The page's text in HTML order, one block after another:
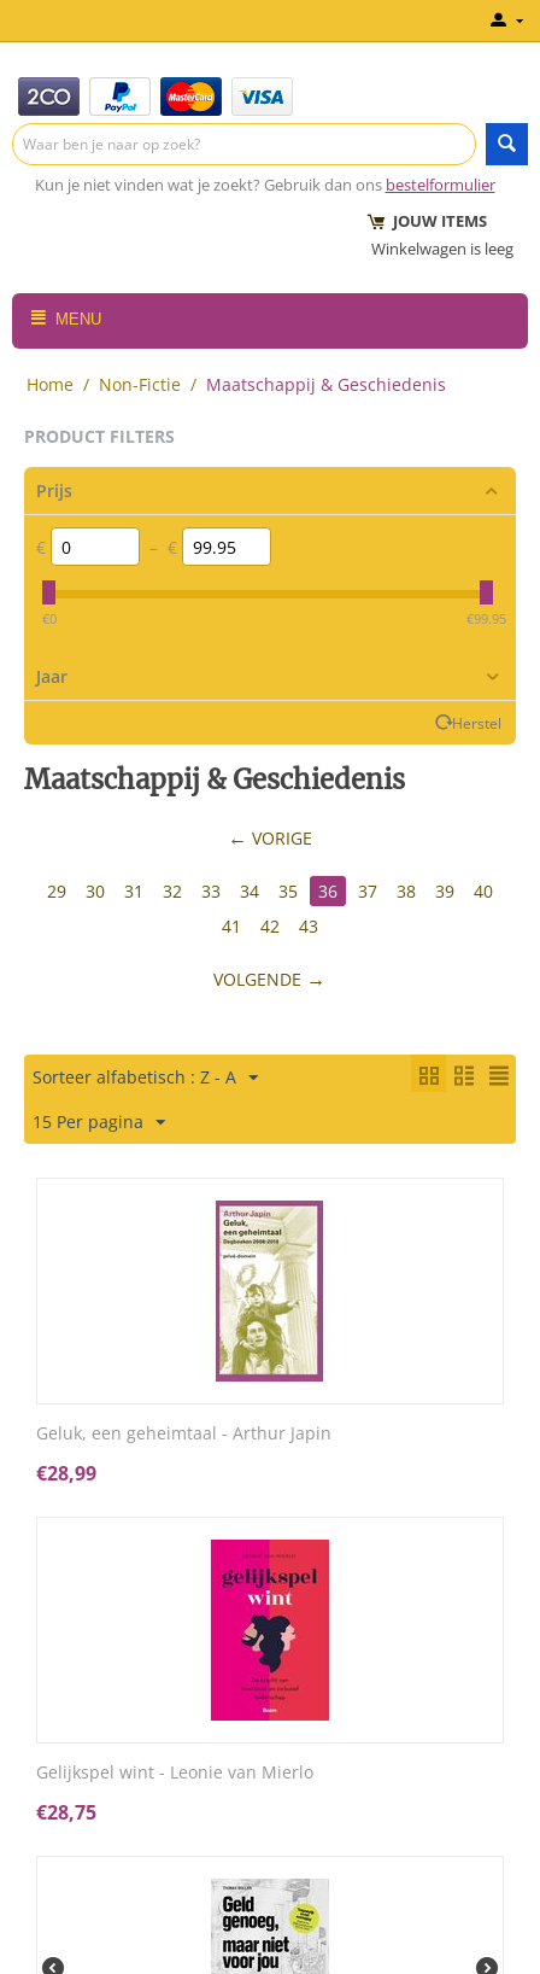
Kun je niet vinden wat je zoekt? Gebruik dan ons bestelformulier
JOUW ITEMS
Winkelwagen is leeg
MENU
Home / Non-Fictie / Maatschappij & Geschiedenis
PRODUCT FILTERS
Prijs
€ – €
‎€0 ‎€99.95
Jaar
Herstel
Maatschappij & Geschiedenis
VORIGE
29 30 31 32 33 34 35 36 37 38 39
40
41
42 43
VOLGENDE
Sorteer alfabetisch : Z - A
15 Per pagina
Geluk, een geheimtaal - Arthur Japin
€28,99
Gelijkspel wint - Leonie van Mierlo
€28,75